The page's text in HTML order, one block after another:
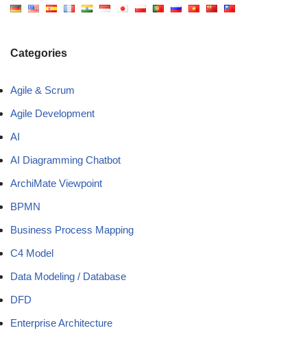
Categories
Agile & Scrum
Agile Development
AI
AI Diagramming Chatbot
ArchiMate Viewpoint
BPMN
Business Process Mapping
C4 Model
Data Modeling / Database
DFD
Enterprise Architecture